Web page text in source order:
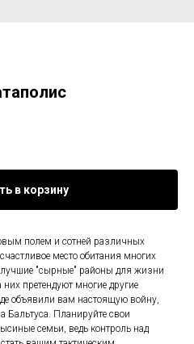
в корзину
полем и сотней различных
место обитания многих
"сырные" районы для жизни
них претендуют многие другие
объявили вам настоящую войну,
Бальтуса. Планируйте свои
семьи, ведь контроль над